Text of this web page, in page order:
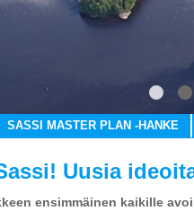
SASSI MASTER PLAN -HANKE
Uusia
ensimmäinen kaikille